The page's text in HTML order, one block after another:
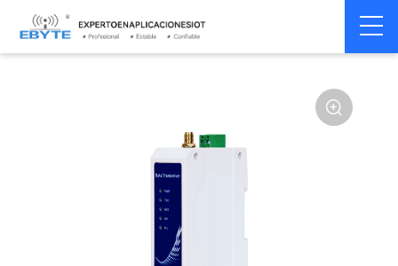
Home > Módem >
inalámbrico
